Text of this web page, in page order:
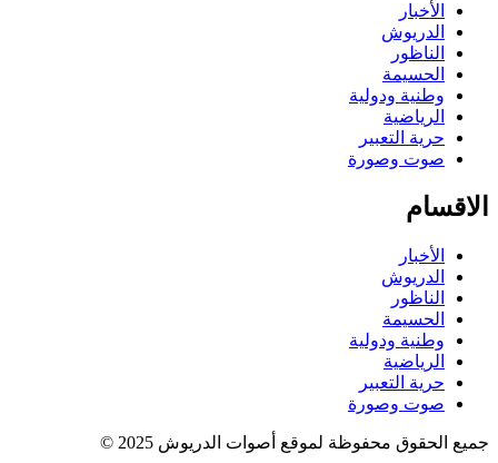
الأخبار
الدريوش
الناظور
الحسيمة
وطنية ودولية
الرياضية
حرية التعبير
صوت وصورة
الأخبار
الدريوش
الناظور
الحسيمة
وطنية ودولية
الرياضية
حرية التعبير
صوت وصورة
الحقوق محفوظة لموقع أصوات الدريوش 2025 ©